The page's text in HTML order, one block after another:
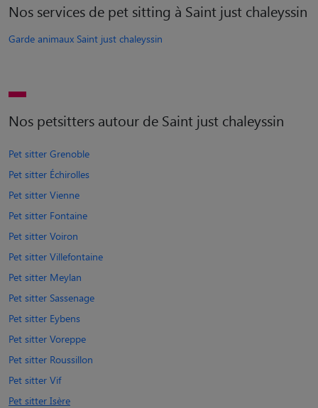
Nos services de pet sitting à Saint just chaleyssin
Garde animaux Saint just chaleyssin
Nos petsitters autour de Saint just chaleyssin
Pet sitter Grenoble
Pet sitter Échirolles
Pet sitter Vienne
Pet sitter Fontaine
Pet sitter Voiron
Pet sitter Villefontaine
Pet sitter Meylan
Pet sitter Sassenage
Pet sitter Eybens
Pet sitter Voreppe
Pet sitter Roussillon
Pet sitter Vif
Pet sitter Isère